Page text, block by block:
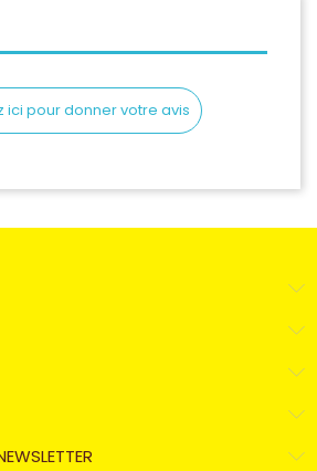
ici pour donner votre avis